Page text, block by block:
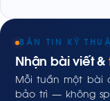
BẢN TIN KỸ
Nhận bài viết &
Mỗi tuần một bài
bảo trì — không